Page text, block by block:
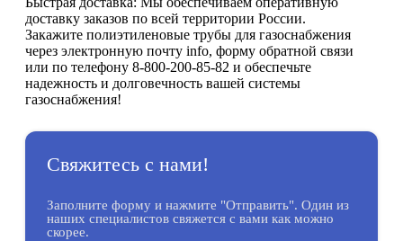
доставку заказов по всей территории России.
Закажите полиэтиленовые трубы для газоснабжения
через электронную почту info, форму обратной связи
или по телефону 8-800-200-85-82 и обеспечьте
надежность и долговечность вашей системы
газоснабжения!
Свяжитесь с нами!
Заполните форму и нажмите "Отправить". Один из
наших специалистов свяжется с вами как можно
скорее.